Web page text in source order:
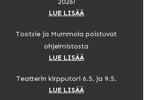
2026!
LUE LISÄÄ
Tootsie ja Mummola poistuvat
ohjelmistosta
LUE LISÄÄ
Teatterin kirpputori 6.5. ja 9.5.
LUE LISÄÄ